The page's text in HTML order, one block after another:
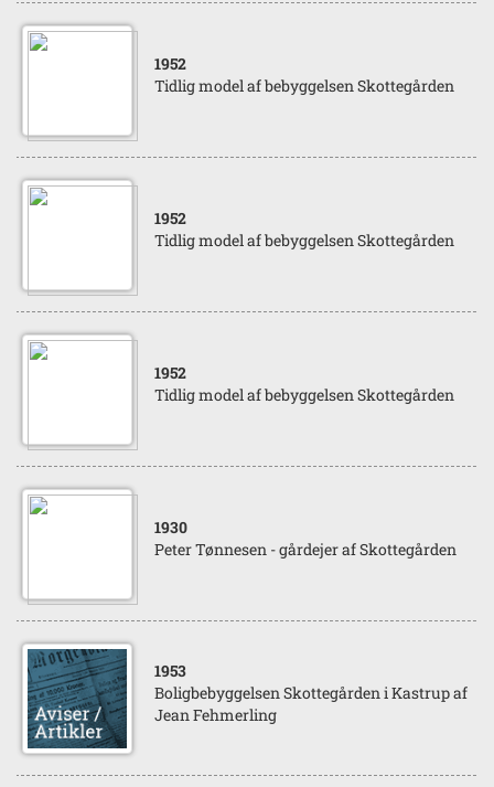
1952
Tidlig model af bebyggelsen Skottegården
1952
Tidlig model af bebyggelsen Skottegården
1952
Tidlig model af bebyggelsen Skottegården
1930
Peter Tønnesen - gårdejer af Skottegården
1953
Boligbebyggelsen Skottegården i Kastrup af
Jean Fehmerling